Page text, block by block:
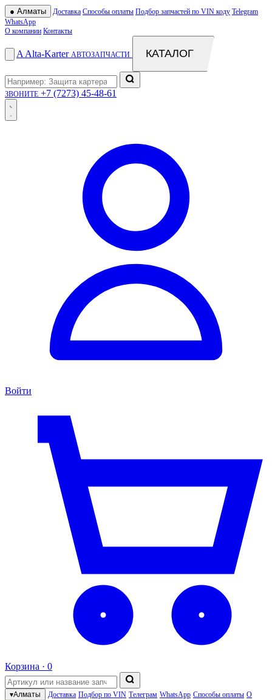
● Алматы Доставка Способы оплаты Подбор запчастей по VIN коду Telegram
WhatsApp
О компании Контакты
A Alta-Karter АВТОЗАПЧАСТИ КАТАЛОГ
ЗВОНИТЕ +7 (7273) 45-48-61
Войти
Корзина · 0
▾Алматы Доставка Подбор по VIN Телеграм WhatsApp Способы оплаты О